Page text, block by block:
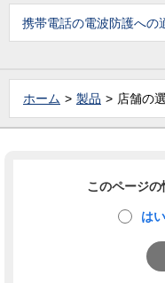
携帯電話の電波防護への
ホーム 製品 店舗の
このページの
はい